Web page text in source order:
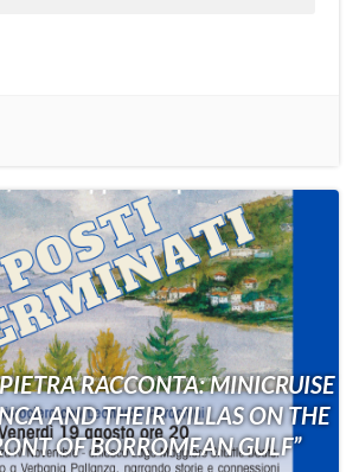
RACCONTA: MINICRUISE
AND THEIR VILLAS ON THE
OF BORROMEAN GULF”